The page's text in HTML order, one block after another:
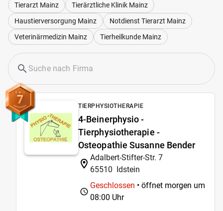
Tierarzt Mainz
Tierärztliche Klinik Mainz
Haustierversorgung Mainz
Notdienst Tierarzt Mainz
Veterinärmedizin Mainz
Tierheilkunde Mainz
7 TIERPHYSIOTHERAPIE
4-Beinerphysio -
Tierphysiotherapie -
Osteopathie Susanne Bender
Adalbert-Stifter-Str. 7
65510 Idstein
Geschlossen • öffnet morgen um
08:00 Uhr